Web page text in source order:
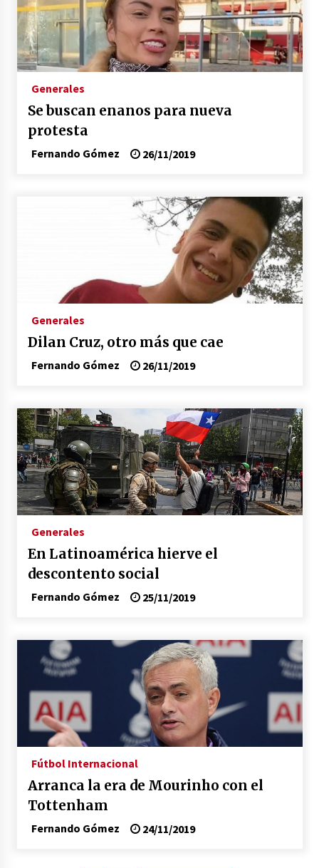
Generales
Se buscan enanos para nueva
protesta
Fernando Gómez 26/11/2019
Generales
Dilan Cruz, otro más que cae
Fernando Gómez 26/11/2019
Generales
En Latinoamérica hierve el
descontento social
Fernando Gómez 25/11/2019
Fútbol Internacional
Arranca la era de Mourinho con el
Tottenham
Fernando Gómez 24/11/2019